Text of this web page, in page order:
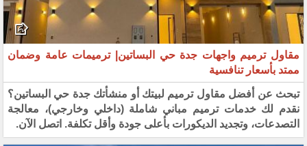
مقاول ترميم واجهات جدة حي البساتين| ترميمات عامة وضمان
ممتد بأسعار تنافسية
تبحث عن أفضل مقاول ترميم لبيتك أو منشأتك جدة حي البساتين؟
نقدم لك خدمات ترميم مباني شاملة (داخلي وخارجي)، معالجة
التصدعات، وتجديد الديكورات بأعلى جودة وأقل تكلفة. اتصل الآن.